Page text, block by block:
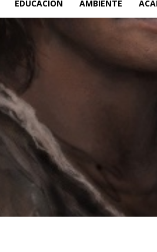
EDUCACIÓN AMBIENTE